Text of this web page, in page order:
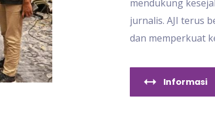
mendukung
jurnalis. AJI terus
dan memperkuat
Informasi